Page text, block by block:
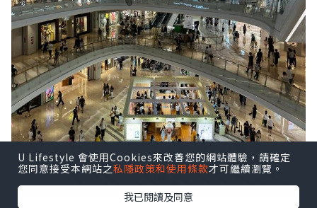
U Lifestyle 會使用Cookies來改善您的網站體驗，請確定
您同意接受本網站之私隱政策和使用條款才可繼續瀏覽。
我已閱讀及同意